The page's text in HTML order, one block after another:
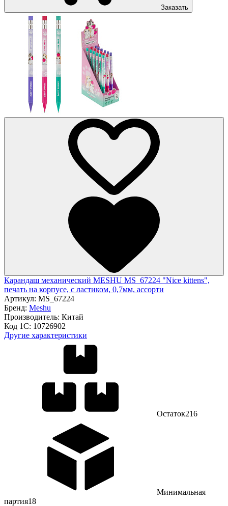
Заказать
Карандаш механический MESHU MS_67224 "Nice kittens",
печать на корпусе, с ластиком, 0,7мм, ассорти
Артикул: MS_67224
Бренд: Meshu
Производитель: Китай
Код 1С: 10726902
Другие характеристики
Остаток216
Минимальная
партия18